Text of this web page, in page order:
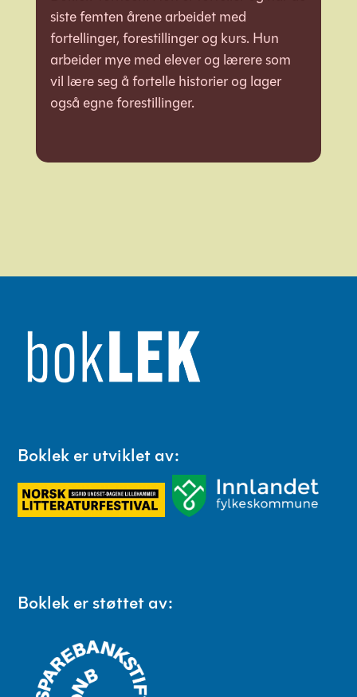
siste femten årene arbeidet med
fortellinger, forestillinger og kurs. Hun
arbeider mye med elever og lærere som
vil lære seg å fortelle historier og lager
også egne forestillinger.
Boklek er utviklet av:
Boklek er støttet av: